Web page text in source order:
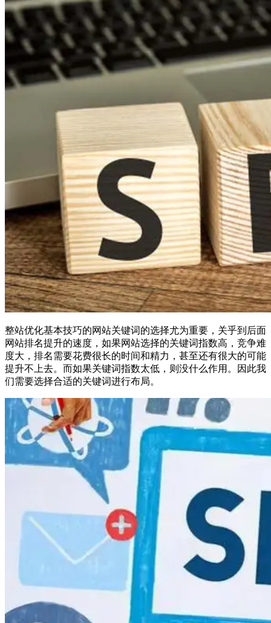
整站优化基本技巧的网站关键词的选择尤为重要，关乎到后面
网站排名提升的速度，如果网站选择的关键词指数高，竞争难
度大，排名需要花费很长的时间和精力，甚至还有很大的可能
提升不上去。而如果关键词指数太低，则没什么作用。因此我
们需要选择合适的关键词进行布局。